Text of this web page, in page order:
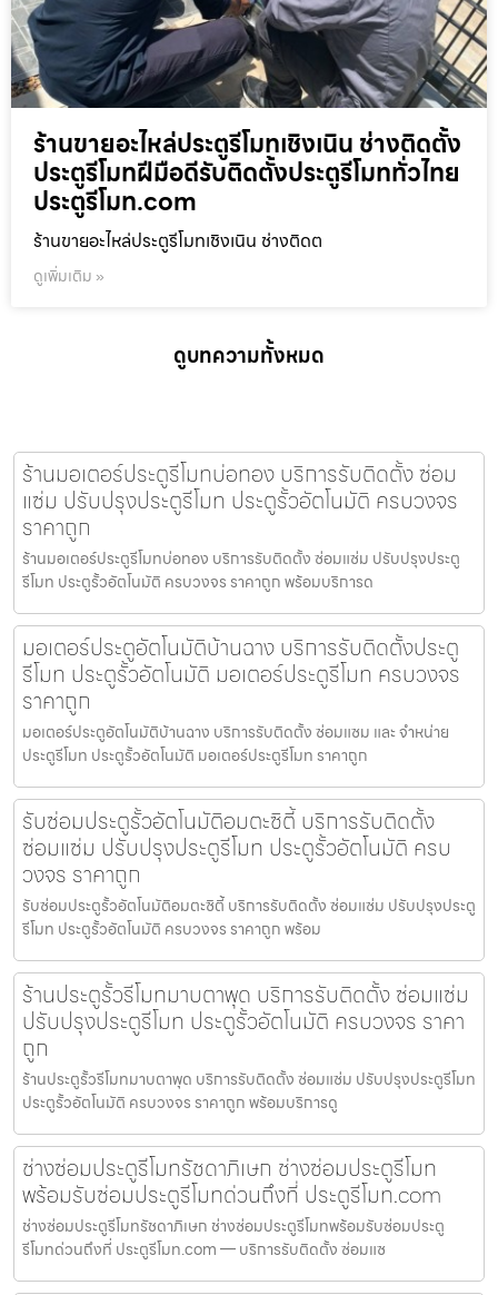
ร้านขายอะไหล่ประตูรีโมทเชิงเนิน ช่างติดตั้ง
ประตูรีโมทฝีมือดีรับติดตั้งประตูรีโมททั่วไทย
ประตูรีโมท.com
ร้านขายอะไหล่ประตูรีโมทเชิงเนิน ช่างติดต
ดูเพิ่มเติม »
ดูบทความทั้งหมด
ร้านมอเตอร์ประตูรีโมทบ่อทอง บริการรับติดตั้ง ซ่อม
แซ่ม ปรับปรุงประตูรีโมท ประตูรั้วอัตโนมัติ ครบวงจร
ราคาถูก
ร้านมอเตอร์ประตูรีโมทบ่อทอง บริการรับติดตั้ง ซ่อมแซ่ม ปรับปรุงประตู
รีโมท ประตูรั้วอัตโนมัติ ครบวงจร ราคาถูก พร้อมบริการด
มอเตอร์ประตูอัตโนมัติบ้านฉาง บริการรับติดตั้งประตู
รีโมท ประตูรั้วอัตโนมัติ มอเตอร์ประตูรีโมท ครบวงจร
ราคาถูก
มอเตอร์ประตูอัตโนมัติบ้านฉาง บริการรับติดตั้ง ซ่อมแซม และ จำหน่าย
ประตูรีโมท ประตูรั้วอัตโนมัติ มอเตอร์ประตูรีโมท ราคาถูก
รับซ่อมประตูรั้วอัตโนมัติอมตะซิตี้ บริการรับติดตั้ง
ซ่อมแซ่ม ปรับปรุงประตูรีโมท ประตูรั้วอัตโนมัติ ครบ
วงจร ราคาถูก
รับซ่อมประตูรั้วอัตโนมัติอมตะซิตี้ บริการรับติดตั้ง ซ่อมแซ่ม ปรับปรุงประตู
รีโมท ประตูรั้วอัตโนมัติ ครบวงจร ราคาถูก พร้อม
ร้านประตูรั้วรีโมทมาบตาพุด บริการรับติดตั้ง ซ่อมแซ่ม
ปรับปรุงประตูรีโมท ประตูรั้วอัตโนมัติ ครบวงจร ราคา
ถูก
ร้านประตูรั้วรีโมทมาบตาพุด บริการรับติดตั้ง ซ่อมแซ่ม ปรับปรุงประตูรีโมท
ประตูรั้วอัตโนมัติ ครบวงจร ราคาถูก พร้อมบริการดู
ช่างซ่อมประตูรีโมทรัชดาภิเษก ช่างซ่อมประตูรีโมท
พร้อมรับซ่อมประตูรีโมทด่วนถึงที่ ประตูรีโมท.com
ช่างซ่อมประตูรีโมทรัชดาภิเษก ช่างซ่อมประตูรีโมทพร้อมรับซ่อมประตู
รีโมทด่วนถึงที่ ประตูรีโมท.com — บริการรับติดตั้ง ซ่อมแซ